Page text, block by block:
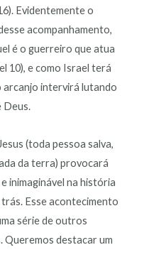
Evidentemente o
acompanhamento,
é o guerreiro que atua
10), e como Israel terá
arcanjo intervirá lutando
Deus.
(toda pessoa salva,
da terra) provocará
inimaginável na história
Esse acontecimento
série de outros
Queremos destacar um